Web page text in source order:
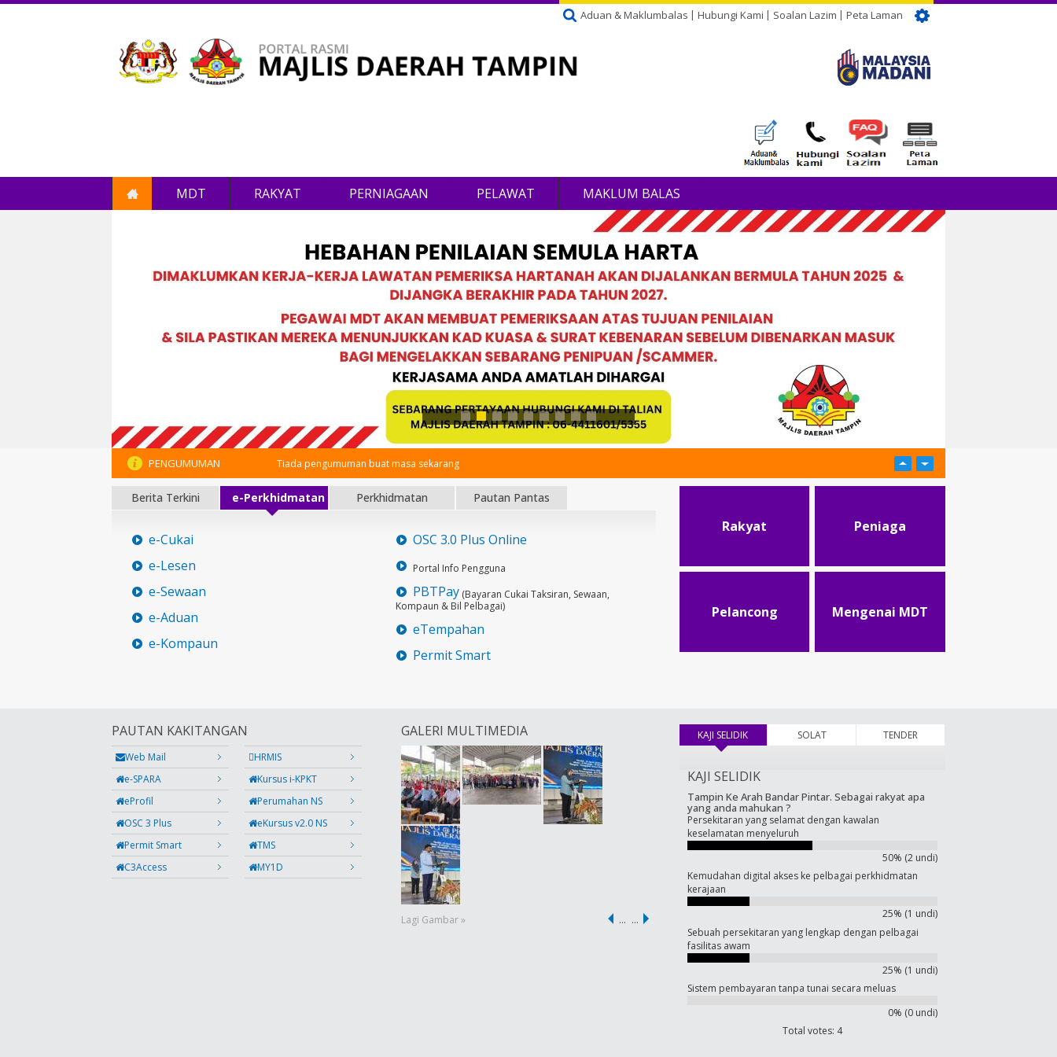
Aduan & Maklumbalas Hubungi Kami Soalan Lazim Peta Laman
MDT RAKYAT PERNIAGAAN PELAWAT MAKLUM BALAS
PENGUMUMAN Tiada pengumuman buat masa sekarang
Berita Terkini e-Perkhidmatan Perkhidmatan Pautan Pantas
e-Cukai
e-Lesen
e-Sewaan
e-Aduan
e-Kompaun
OSC 3.0 Plus Online
Portal Info Pengguna
PBTPay(Bayaran Cukai Taksiran, Sewaan,
Kompaun & Bil Pelbagai)
eTempahan
Permit Smart
Rakyat Peniaga
Pelancong Mengenai MDT
PAUTAN KAKITANGAN
Web Mail
HRMIS
e-SPARA
Kursus i-KPKT
eProfil
Perumahan NS
OSC 3 Plus
eKursus v2.0 NS
Permit Smart
TMS
C3Access
MY1D
GALERI MULTIMEDIA
Lagi Gambar » … …
KAJI SELIDIK SOLAT TENDER
KAJI SELIDIK
Tampin Ke Arah Bandar Pintar. Sebagai rakyat apa
yang anda mahukan ?
Persekitaran yang selamat dengan kawalan
keselamatan menyeluruh
50% (2 undi)
Kemudahan digital akses ke pelbagai perkhidmatan
kerajaan
25% (1 undi)
Sebuah persekitaran yang lengkap dengan pelbagai
fasilitas awam
25% (1 undi)
Sistem pembayaran tanpa tunai secara meluas
0% (0 undi)
Total votes: 4